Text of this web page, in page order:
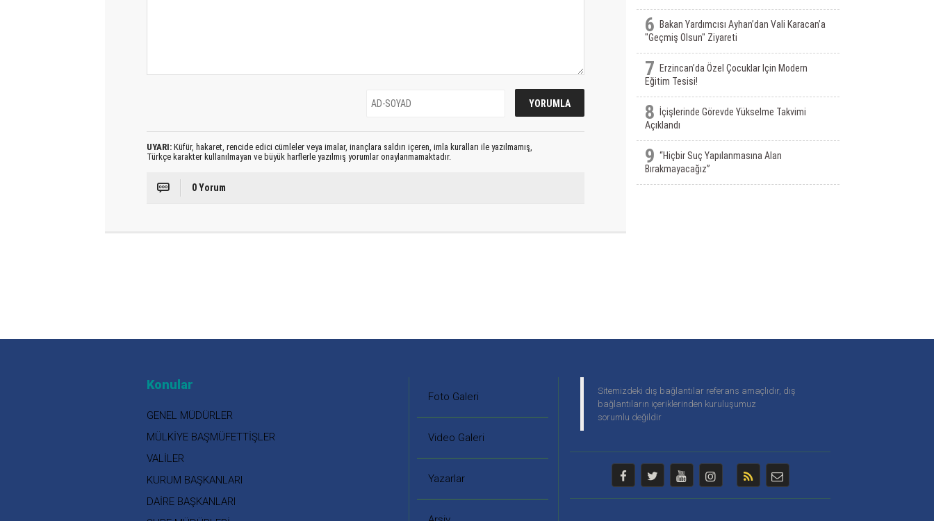
UYARI:Küfür, hakaret, rencide edici cümleler veya imalar, inançlara saldırı içeren, imla kuralları ile yazılmamış,
Türkçe karakter kullanılmayan ve büyük harflerle yazılmış yorumlar onaylanmamaktadır.
0 Yorum
6
Bakan Yardımcısı Ayhan’dan Vali Karacan’a
"Geçmiş Olsun" Ziyareti
7
Erzincan’da Özel Çocuklar Için Modern
Eğitim Tesisi!
8
İçişlerinde Görevde Yükselme Takvimi
Açıklandı
9 “Hiçbir Suç Yapılanmasına Alan
Bırakmayacağız”
Sitemizdeki dış bağlantılar referans amaçlıdır, dış
bağlantıların içeriklerinden kuruluşumuz
sorumlu değildir
Foto Galeri
Video Galeri
Yazarlar
Konular
GENEL MÜDÜRLER
MÜLKİYE BAŞMÜFETTİŞLER
VALİLER
KURUM BAŞKANLARI
DAİRE BAŞKANLARI